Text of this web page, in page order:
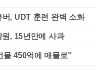
, UDT 훈련 완벽 소화
, 15년만에 사과
물 450억에 매물로"